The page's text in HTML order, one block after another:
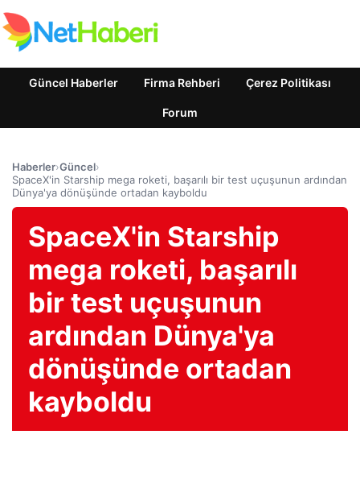
Güncel Haberler Firma Rehberi Çerez Politikası
Forum
Haberler›Güncel›
SpaceX'in Starship mega roketi, başarılı bir test uçuşunun ardından
Dünya'ya dönüşünde ortadan kayboldu
SpaceX'in Starship
mega roketi, başarılı
bir test uçuşunun
ardından Dünya'ya
dönüşünde ortadan
kayboldu